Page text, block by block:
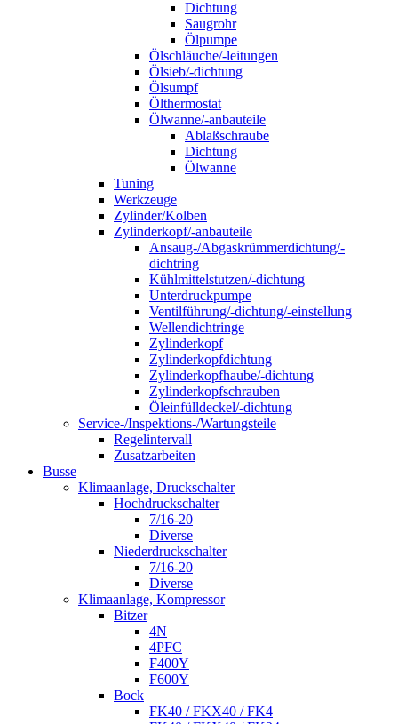
Dichtung
Saugrohr
Ölpumpe
Ölschläuche/-leitungen
Ölsieb/-dichtung
Ölsumpf
Ölthermostat
Ölwanne/-anbauteile
Ablaßschraube
Dichtung
Ölwanne
Tuning
Werkzeuge
Zylinder/Kolben
Zylinderkopf/-anbauteile
Ansaug-/Abgaskrümmerdichtung/-
dichtring
Kühlmittelstutzen/-dichtung
Unterdruckpumpe
Ventilführung/-dichtung/-einstellung
Wellendichtringe
Zylinderkopf
Zylinderkopfdichtung
Zylinderkopfhaube/-dichtung
Zylinderkopfschrauben
Öleinfülldeckel/-dichtung
Service-/Inspektions-/Wartungsteile
Regelintervall
Zusatzarbeiten
Busse
Klimaanlage, Druckschalter
Hochdruckschalter
7/16-20
Diverse
Niederdruckschalter
7/16-20
Diverse
Klimaanlage, Kompressor
Bitzer
4N
4PFC
F400Y
F600Y
Bock
FK40 / FKX40 / FK4